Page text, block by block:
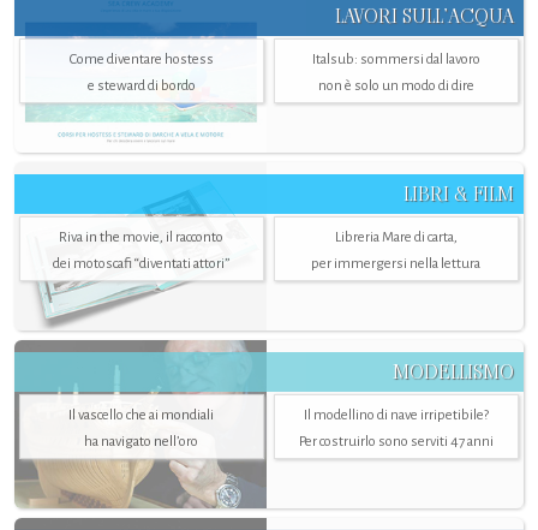
LAVORI SULL’ACQUA
Come diventare hostess
e steward di bordo
Italsub: sommersi dal lavoro
non è solo un modo di dire
LIBRI & FILM
Riva in the movie, il racconto
dei motoscafi “diventati attori”
Libreria Mare di carta,
per immergersi nella lettura
MODELLISMO
Il vascello che ai mondiali
ha navigato nell’oro
Il modellino di nave irripetibile?
Per costruirlo sono serviti 47 anni